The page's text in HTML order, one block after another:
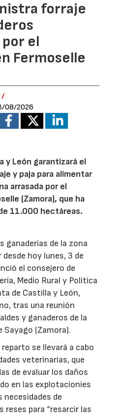
forraje
el
Fermoselle
/
08/2026
y León garantizará el
y paja para alimentar
arrasada por el
(Zamora), que ha
11.000 hectáreas.
ganaderías de la zona
hoy lunes, 3 de
el consejero de
Medio Rural y Política
de Castilla y León,
tras una reunión
y ganaderos de la
Sayago (Zamora).
se llevará a cabo
veterinarias, que
de evaluar los daños
en las explotacionies
necesidades de
reses para “resarcir las